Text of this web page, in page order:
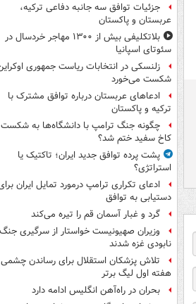
جزئیات توافق سه جانبه دفاعی ترکیه،
عربستان و پاکستان
بلاتکلیفی بیش از ۱۳۰۰ مهاجر خردسال در
سئوتای اسپانیا
زلنسکی در انتخابات ریاست جمهوری
شکست می‌خورد
ادعاهای عربستان درباره توافق مشترک با
ترکیه و پاکستان
چگونه جنگ ترامپ با دانشگاه‌ها به شکست
کاخ سفید ختم شد؟
پشت پرده توافق جدید ایران؛ تاکتیک یا
استراتژی؟
ادعای تکراری ترامپ درمورد تمایل ایران
دستیابی به توافق
گرد و غبار آسمان قم را تیره می‌کند
وزیران صهیونیست خواستار از سرگیری جنگ
نابودی غزه شدند
تلاش پزشکان استقلال برای رساندن
هفته اول لیگ برتر
بحران در راه‌آهن انگلیس ادامه دارد